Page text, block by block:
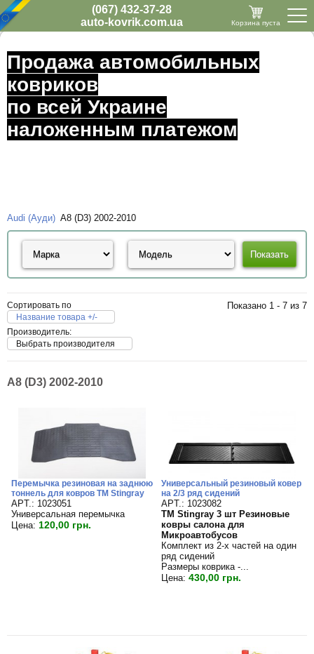
(067) 432-37-28
auto-kovrik.com.ua
Корзина пуста
Продажа автомобильных
ковриков
по всей Украине
наложенным платежом
Audi (Ауди) A8 (D3) 2002-2010
Сортировать по
Название товара +/-
Производитель:
Выбрать производителя
Показано 1 - 7 из 7
A8 (D3) 2002-2010
Перемычка резиновая на заднюю
тоннель для ковров TM Stingray
APT.: 1023051
Универсальная перемычка
Цена: 120,00 грн.
Универсальный резиновый ковер
на 2/3 ряд сидений
APT.: 1023082
TM Stingray 3 шт Резиновые
ковры салона для
Микроавтобусов
Комплект из 2-х частей на один
ряд сидений
Размеры коврика -...
Цена: 430,00 грн.